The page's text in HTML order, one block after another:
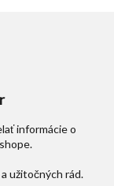
informácie o